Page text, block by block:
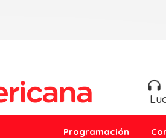
Programación